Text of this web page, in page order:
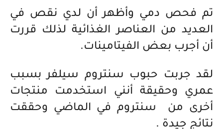
تم فحص دمي وأظهر أن لدي نقص في
العديد من العناصر الغذائية لذلك قررت
أن أجرب بعض الفيتامينات.
لقد جربت حبوب سنتروم سيلفر بسبب
عمري وحقيقة أنني استخدمت منتجات
أخرى من سنتروم في الماضي وحققت
نتائج جيدة .